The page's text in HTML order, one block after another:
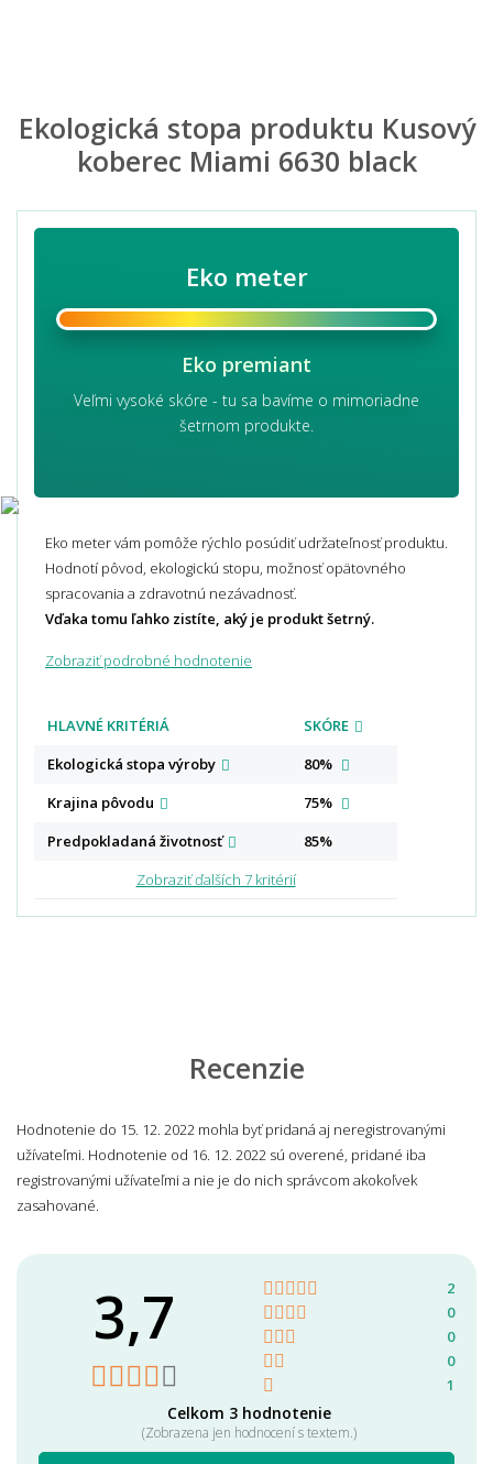
Ekologická stopa produktu Kusový
koberec Miami 6630 black
Eko meter
Eko premiant
Veľmi vysoké skóre - tu sa bavíme o mimoriadne
šetrnom produkte.
Eko meter vám pomôže rýchlo posúdiť udržateľnosť produktu.
Hodnotí pôvod, ekologickú stopu, možnosť opätovného
spracovania a zdravotnú nezávadnosť.
Vďaka tomu ľahko zistíte, aký je produkt šetrný.
Zobraziť podrobné hodnotenie
HLAVNÉ KRITÉRIÁ
SKÓRE
Ekologická stopa výroby
80%
Krajina pôvodu
75%
Predpokladaná životnosť
85%
Zobraziť ďalších 7 kritérií
Recenzie
Hodnotenie do 15. 12. 2022 mohla byť pridaná aj neregistrovanými
užívateľmi. Hodnotenie od 16. 12. 2022 sú overené, pridané iba
registrovanými užívateľmi a nie je do nich správcom akokoľvek
zasahované.
3,7
Celkom 3 hodnotenie
(Zobrazena jen hodnocení s textem.)
2
0
0
0
1